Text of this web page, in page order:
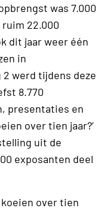
was 7.000
ruim 22.000
dit jaar weer één
in
2 werd tijdens deze
8.770
presentaties en
over tien jaar?’
uit de
exposanten deel
koeien over tien